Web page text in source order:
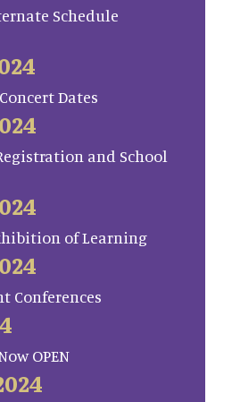
Schedule
Dates
and School
of Learning
Conferences
OPEN